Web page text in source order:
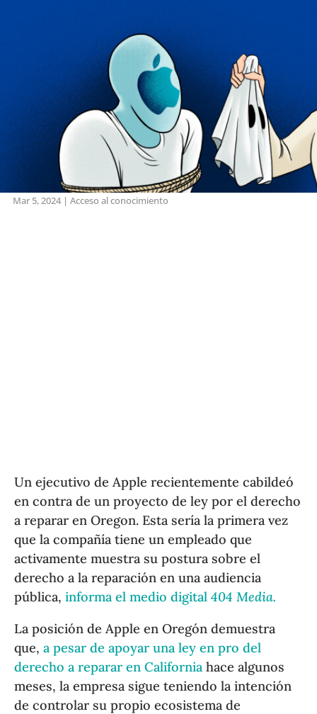
Mar 5, 2024| Acceso al conocimiento
Un ejecutivo de Apple recientemente cabildeó
en contra de un proyecto de ley por el derecho
a reparar en Oregon. Esta sería la primera vez
que la compañía tiene un empleado que
activamente muestra su postura sobre el
derecho a la reparación en una audiencia
pública,informa el medio digital404 Media.
La posición de Apple en Oregón demuestra
que,a pesar de apoyar una ley en pro del
derecho a reparar en California hace algunos
meses, la empresa sigue teniendo la intención
de controlar su propio ecosistema de